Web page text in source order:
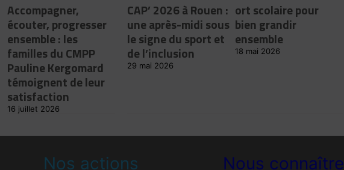
Accompagner,
écouter, progresser
ensemble : les
familles du CMPP
Pauline Kergomard
témoignent de leur
satisfaction
16 juillet 2026
CAP’ 2026 à Rouen :
une après-midi sous
le signe du sport et
de l’inclusion
29 mai 2026
ort scolaire pour
bien grandir
ensemble
18 mai 2026
Nos actions Nous connaître